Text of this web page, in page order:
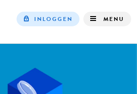
INLOGGEN MENU